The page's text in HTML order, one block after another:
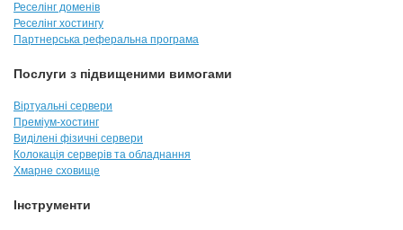
Реселінг доменів
Реселінг хостингу
Партнерська реферальна програма
Послуги з підвищеними вимогами
Віртуальні сервери
Преміум-хостинг
Виділені фізичні сервери
Колокація серверів та обладнання
Хмарне сховище
Інструменти